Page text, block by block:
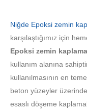
Niğde Epoksi zemin
karşılaştığımız için
Epoksi zemin
kullanım alanına
kullanılmasının en
beton yüzeyler
esaslı döşeme